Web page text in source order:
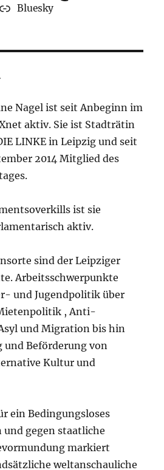
Bluesky
Nagel ist seit Anbeginn im
aktiv. Sie ist Stadträtin
LINKE in Leipzig und seit
2014 Mitglied des
ist sie
aktiv.
sind der Leipziger
Arbeitsschwerpunkte
und Jugendpolitik über
, Anti-
und Migration bis hin
Beförderung von
Kultur und
ein Bedingungsloses
gegen staatliche
markiert
weltanschauliche